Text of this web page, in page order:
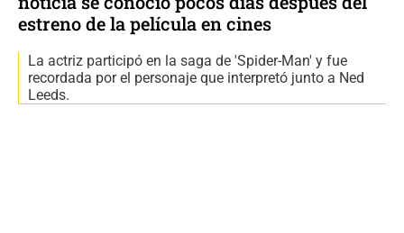
estreno de la película en cines
La actriz participó en la saga de 'Spider-Man' y fue
recordada por el personaje que interpretó junto a Ned
Leeds.